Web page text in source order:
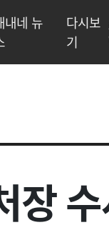
내네 뉴
다시보
기
뢰,